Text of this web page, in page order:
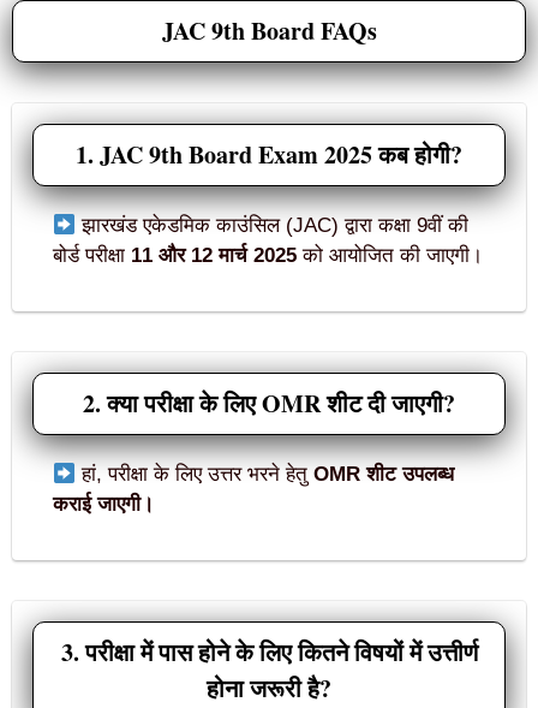
JAC 9th Board FAQs
1. JAC 9th Board Exam 2025 कब होगी?
झारखंड एकेडमिक काउंसिल (JAC) द्वारा कक्षा 9वीं की
बोर्ड परीक्षा 11 और 12 मार्च 2025 को आयोजित की जाएगी।
2. क्या परीक्षा के लिए OMR शीट दी जाएगी?
हां, परीक्षा के लिए उत्तर भरने हेतुOMR शीट उपलब्ध
कराई जाएगी।
3. परीक्षा में पास होने के लिए कितने विषयों में उत्तीर्ण
होना जरूरी है?